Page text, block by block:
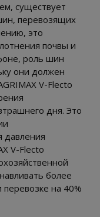
существует
перевозящих
это
почвы и
роль шин
они должен
V-Flecto
дня. Это
давления
V-Flecto
более
на 40%